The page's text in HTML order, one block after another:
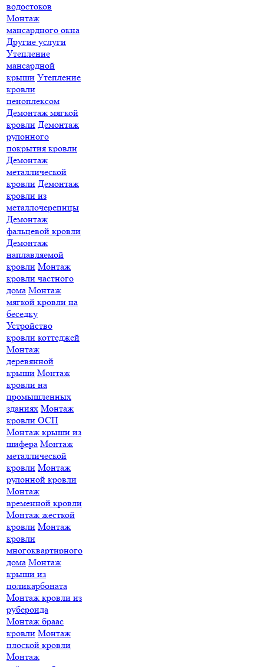
водостоков
Монтаж
мансардного окна
Другие услуги
Утепление
мансардной
крыши Утепление
кровли
пеноплексом
Демонтаж мягкой
кровли Демонтаж
рулонного
покрытия кровли
Демонтаж
металлической
кровли Демонтаж
кровли из
металлочерепицы
Демонтаж
фальцевой кровли
Демонтаж
наплавляемой
кровли Монтаж
кровли частного
дома Монтаж
мягкой кровли на
беседку
Устройство
кровли коттеджей
Монтаж
деревянной
крыши Монтаж
кровли на
промышленных
зданиях Монтаж
кровли ОСП
Монтаж крыши из
шифера Монтаж
металлической
кровли Монтаж
рулонной кровли
Монтаж
временной кровли
Монтаж жесткой
кровли Монтаж
кровли
многоквартирного
дома Монтаж
крыши из
поликарбоната
Монтаж кровли из
рубероида
Монтаж браас
кровли Монтаж
плоской кровли
Монтаж